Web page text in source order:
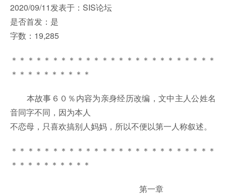
2020/09/11发表于：SIS论坛
是否首发：是
字数：19,285
＊＊＊＊＊＊＊＊＊＊＊＊＊＊＊＊＊＊＊＊＊＊＊＊＊
＊＊＊＊＊＊＊＊＊＊
本故事６０％内容为亲身经历改编，文中主人公姓名
音同字不同，因为本人
不恋母，只喜欢搞别人妈妈，所以不便以第一人称叙述。
＊＊＊＊＊＊＊＊＊＊＊＊＊＊＊＊＊＊＊＊＊＊＊＊＊
＊＊＊＊＊＊＊＊＊＊
第一章